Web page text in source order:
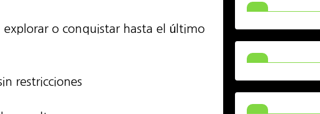
explorar o conquistar hasta el último
restricciones